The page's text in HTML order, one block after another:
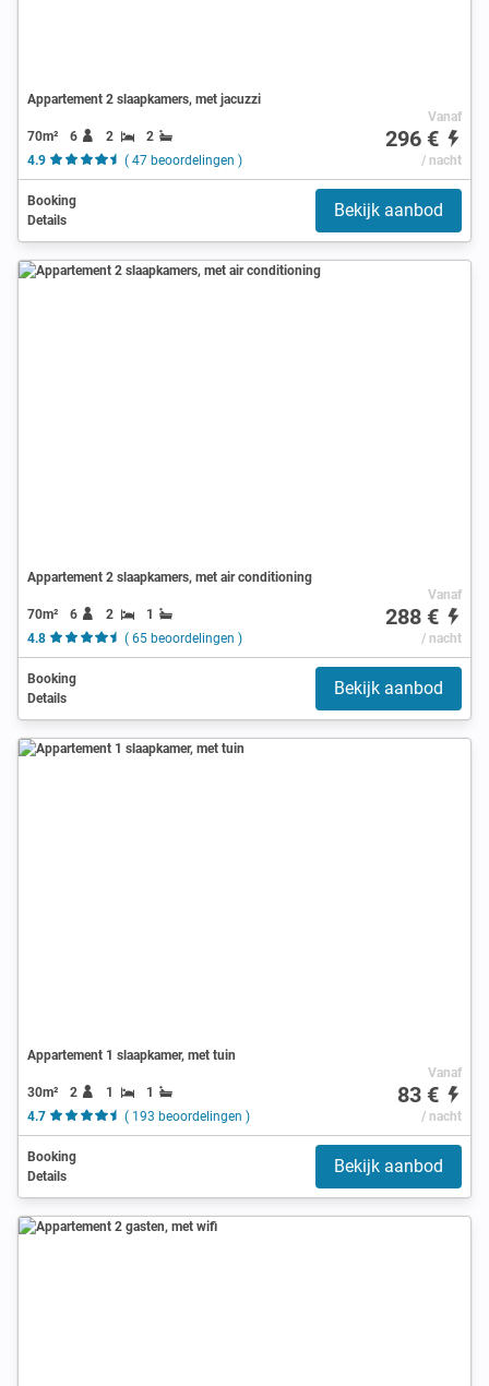
Appartement 2 slaapkamers, met jacuzzi
70m² 6 2
2
4.9
( 47 beoordelingen )
Vanaf
296 €
/ nacht
Booking
Details
Bekijk aanbod
Appartement 2 slaapkamers, met air conditioning
70m² 6 2
1
4.8
( 65 beoordelingen )
Vanaf
288 €
/ nacht
Booking
Details
Bekijk aanbod
Appartement 1 slaapkamer, met tuin
30m² 2 1
1
4.7
( 193 beoordelingen )
Vanaf
83 €
/ nacht
Booking
Details
Bekijk aanbod